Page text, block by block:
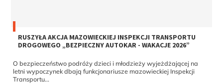
RUSZYŁA AKCJA MAZOWIECKIEJ INSPEKCJI TRANSPORTU
DROGOWEGO „BEZPIECZNY AUTOKAR - WAKACJE 2026”
O bezpieczeństwo podróży dzieci i młodzieży wyjeżdżającej na
letni wypoczynek dbają funkcjonariusze mazowieckiej Inspekcji
Transportu...